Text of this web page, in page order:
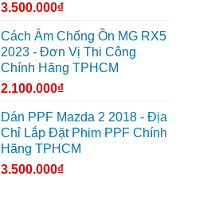
3.500.000₫
Cách Âm Chống Ồn MG RX5
2023 - Đơn Vị Thi Công
Chính Hãng TPHCM
2.100.000₫
Dán PPF Mazda 2 2018 - Địa
Chỉ Lắp Đặt Phim PPF Chính
Hãng TPHCM
3.500.000₫